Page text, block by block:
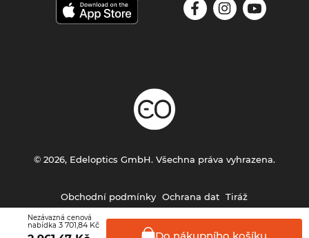
Nezávazná cenová
nabídka 3 701,84 Kč
Do nákupního košíku
Obchodní podmínky Ochrana dat Tiráž
© 2026, Edeloptics GmbH. Všechna práva vyhrazena.